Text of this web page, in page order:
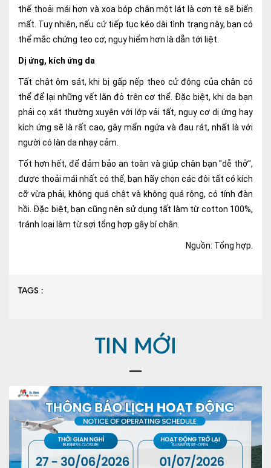
thế thoải mái hơn và xoa bóp chân một lát là cơn tê sẽ biến
mất. Tuy nhiên, nếu cứ tiếp tục kéo dài tình trạng này, bạn có
thể mắc chứng teo cơ, nguy hiểm hơn là dẫn tới liệt.
Dị ứng, kích ứng da
Tất chật ôm sát, khi bị gấp nếp theo cử động của chân có
thể để lại những vết lằn đỏ trên cơ thể. Đặc biệt, khi da bạn
phải cọ xát thường xuyên với lớp vải tất, nguy cơ dị ứng hay
kích ứng sẽ là rất cao, gây mẩn ngứa và đau rát, nhất là với
người có làn da nhạy cảm.
Tốt hơn hết, để đảm bảo an toàn và giúp chân bạn "dễ thở",
được thoải mái nhất có thể, bạn hãy chọn các đôi tất có kích
cỡ vừa phải, không quá chật và không quá rộng, có tính đàn
hồi. Đặc biệt, bạn cũng nên sử dụng tất làm từ cotton 100%,
tránh loại làm từ sợi tổng hợp gây bí chân.
Nguồn: Tổng hợp.
TAGS :
TIN MỚI